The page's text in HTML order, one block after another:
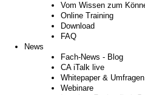
Vom Wissen zum
Online Training
Download
FAQ
News
Fach-News - Blog
CA iTalk live
Whitepaper & Umfragen
Webinare